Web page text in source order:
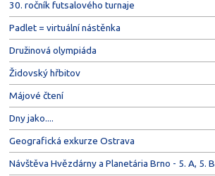
30. ročník futsalového turnaje
Padlet = virtuální nástěnka
Družinová olympiáda
Židovský hřbitov
Májové čtení
Dny jako....
Geografická exkurze Ostrava
Návštěva Hvězdárny a Planetária Brno - 5. A, 5. B